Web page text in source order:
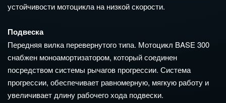
устойчивости мотоцикла на низкой скорости.
Подвеска
Передняя вилка перевернутого типа. Мотоцикл BASE 300
снабжен моноамортизатором, который соединен
посредством системы рычагов прогрессии. Система
прогрессии, обеспечивает равномерную, мягкую работу и
увеличивает длину рабочего хода подвески.